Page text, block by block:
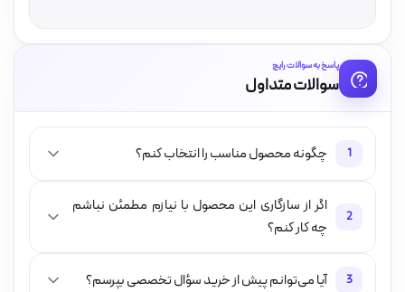
پاسخ به سوالات رایج
سوالات متداول
1 چگونه محصول مناسب را انتخاب کنم؟
2
اگر از سازگاری این محصول با نیازم مطمئن نباشم
چه کار کنم؟
3 آیا می‌توانم پیش از خرید سؤال تخصصی بپرسم؟